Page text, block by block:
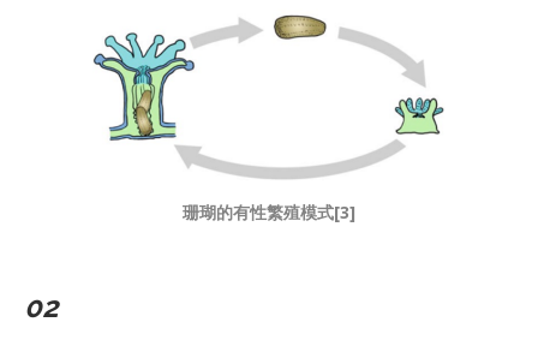
珊瑚的有性繁殖模式[3]
02